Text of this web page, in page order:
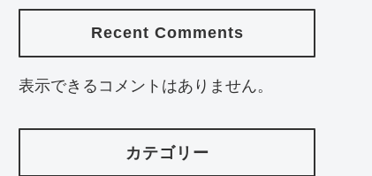
Recent Comments
表示できるコメントはありません。
カテゴリー